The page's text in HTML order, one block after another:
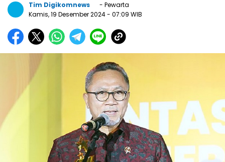
Tim Digikomnews
- Pewarta
Kamis, 19 Desember 2024- 07:09 WIB